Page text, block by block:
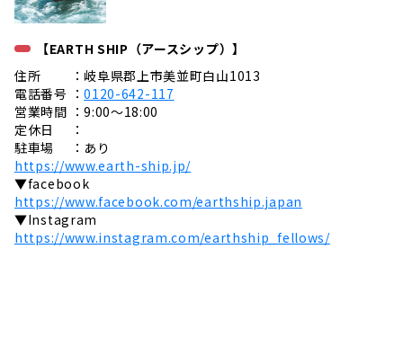
【EARTH SHIP（アースシップ）】
住所 ：岐阜県郡上市美並町白山1013
電話番号 ：0120-642-117
営業時間 ：9:00〜18:00
定休日 ：
駐車場 ：あり
https://www.earth-ship.jp/
▼facebook
https://www.facebook.com/earthship.japan
▼Instagram
https://www.instagram.com/earthship_fellows/